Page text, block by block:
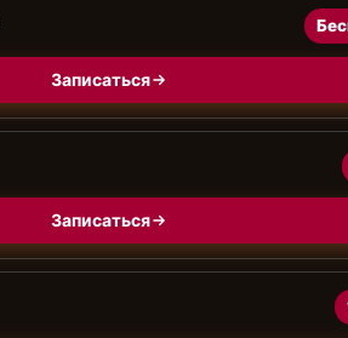
Записаться
Записаться